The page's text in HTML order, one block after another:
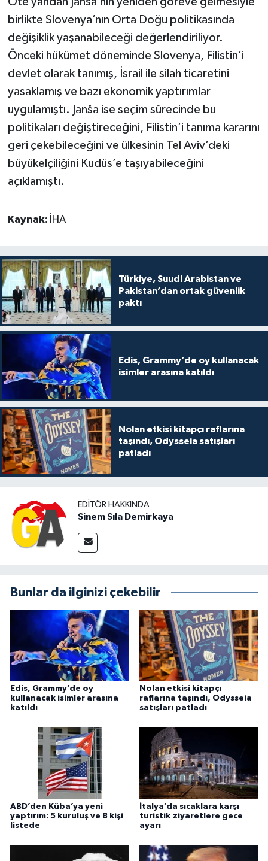
birlikte Slovenya’nın Orta Doğu politikasında
değişiklik yaşanabileceği değerlendiriliyor.
Önceki hükümet döneminde Slovenya, Filistin’i
devlet olarak tanımış, İsrail ile silah ticaretini
yasaklamış ve bazı ekonomik yaptırımlar
uygulamıştı. Janša ise seçim sürecinde bu
politikaları değiştireceğini, Filistin’i tanıma kararını
geri çekebileceğini ve ülkesinin Tel Aviv’deki
büyükelçiliğini Kudüs’e taşıyabileceğini
açıklamıştı.
Kaynak: İHA
Türkiye, Suudi Arabistan ve
Pakistan’dan ortak güvenlik
paktı
Edis, Grammy’de oy kullanacak
isimler arasına katıldı
Nolan etkisi kitapçı raflarına
taşındı, Odysseia satışları
patladı
EDITÖR HAKKINDA
Sinem Sıla Demirkaya
Bunlar da ilginizi çekebilir
Edis, Grammy’de oy
kullanacak isimler arasına
katıldı
Nolan etkisi kitapçı
raflarına taşındı, Odysseia
satışları patladı
ABD’den Küba’ya yeni
yaptırım: 5 kuruluş ve 8 kişi
listede
İtalya’da sıcaklara karşı
turistik ziyaretlere gece
ayarı